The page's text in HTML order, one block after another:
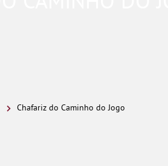
Chafariz do Caminho do Jogo